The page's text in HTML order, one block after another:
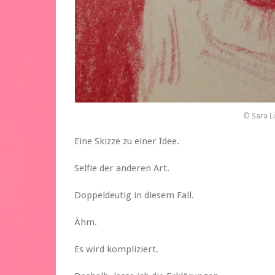
© Sara
Eine Skizze zu einer Idee.
Selfie der anderen Art.
Doppeldeutig in diesem Fall.
Ähm.
Es wird kompliziert.